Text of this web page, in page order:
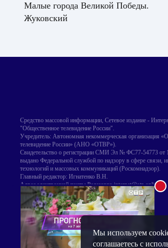
Мы используем
соглашаетесь с
Малые города Великой Победы.
Жуковский
Средство массовой информации, Сетевое издание -
"Общественное телевидение России".
Учредитель: Автономная некоммерческая организация
телевидение России» (АНО «ОТВР»).
Свидетельство о регистрации СМИ Эл № ФС77-54773 от
выдано Федеральной службой по надзору в сфере связи,
технологий и массовых коммуникаций (Роскомнадзор).
Главный редактор: Игнатенко В.Н.
Адрес электронной почты Редакции: internet@otr-online.ru
Телефон Редакции: +7 (499) 755 30 50
Для лиц старше 16 лет.